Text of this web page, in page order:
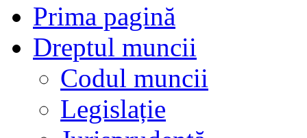
Prima pagină
Dreptul muncii
Codul muncii
Legislație